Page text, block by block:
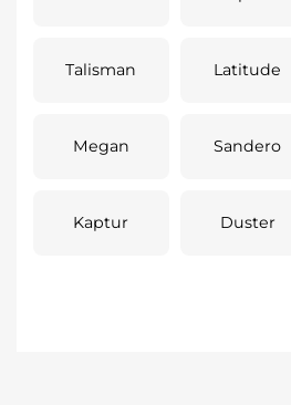
Talisman Latitude
Megan Sandero
Kaptur Duster